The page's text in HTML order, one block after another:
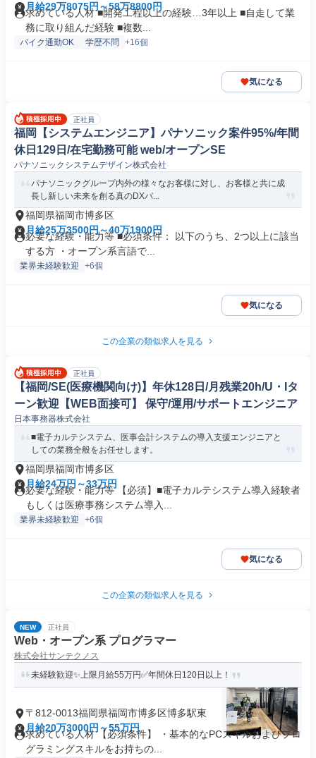
月給29万8075円～58万8800円
求めている人材 ■開発工程以上の経験…3年以上 ■自走して業
務に取り組んだ経験 ■複数...
バイク通勤OK 学歴不問 +16個
気になる
正社員
福岡【システムエンジニア】パナソニック案件95%/年間
休日129日/在宅勤務可能 web/オープンSE
パナソニックシステムデザイン株式会社
パナソニックグループ内外の様々なお客様に対し、お客様と共に成
長し新しい未来を創る真のDXパ...
福岡県福岡市博多区
月給25万3500円～40万1900円
必要な経験・能力等 ■必須条件： 以下のうち、2つ以上に該当
する方 ・オープン系言語で...
業界未経験歓迎 +6個
気になる
この企業の類似求人を見る
正社員
【福岡/SE(医療機関向け)】年休128日/月残業20h/U・Iタ
ーン歓迎【WEB面接可】 保守/運用/サポートエンジニア
日本事務器株式会社
■電子カルテシステム、医事会計システムの導入支援エンジニアと
しての業務全般をお任せします。
福岡県福岡市博多区
月給24万円～33万円
必要な経験・能力等 【必須】■電子カルテシステム導入経験者
もしくは医療事務システム導入...
業界未経験歓迎 +6個
気になる
この企業の類似求人を見る
NEW 正社員
Web・オープン系 プログラマー
株式会社サンテクノス
未経験歓迎✨上限月給55万円✅年間休日120日以上！
〒812-0013福岡県福岡市博多区博多駅東
月給20万3000円～55万円
求めている人材 【必須条件】 ・基本的なPCスキルおよびプロ
グラミングスキルをお持ちの...